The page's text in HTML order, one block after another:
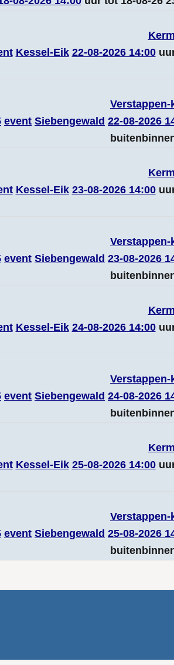
Kessel-Eik 22-08-2026 14:00
event Siebengewald 22-08-2026
Kessel-Eik 23-08-2026 14:00
event Siebengewald 23-08-2026
Kessel-Eik 24-08-2026 14:00
event Siebengewald 24-08-2026
Kessel-Eik 25-08-2026 14:00
event Siebengewald 25-08-2026